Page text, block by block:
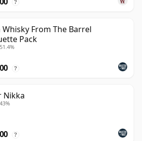
?
Whisky From The Barrel
Pack
?
Nikka
?